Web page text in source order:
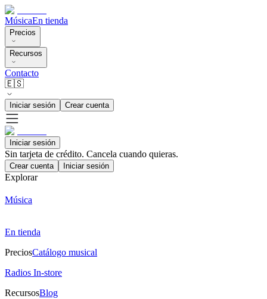
MúsicaEn tienda
Precios
Recursos
Contacto
🇪🇸
Iniciar sesión Crear cuenta
Iniciar sesión
Sin tarjeta de crédito. Cancela cuando quieras.
Crear cuenta Iniciar sesión
Explorar
Música
En tienda
PreciosCatálogo musical
Radios In-store
RecursosBlog